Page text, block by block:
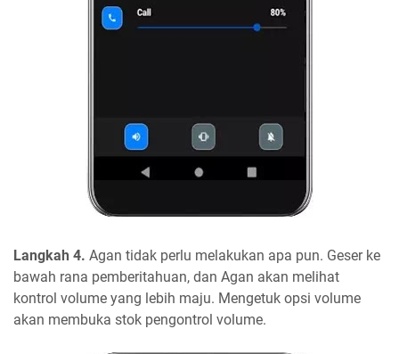
Langkah 4. Agan tidak perlu melakukan apa pun. Geser ke
bawah rana pemberitahuan, dan Agan akan melihat
kontrol volume yang lebih maju. Mengetuk opsi volume
akan membuka stok pengontrol volume.